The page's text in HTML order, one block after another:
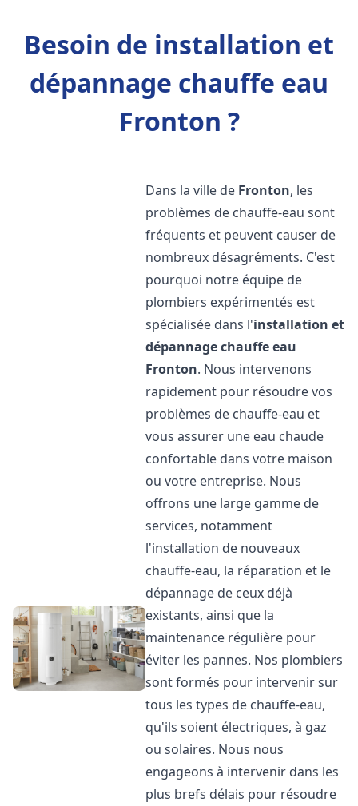
Besoin de installation et
dépannage chauffe eau
Fronton ?
Dans la ville de Fronton, les
problèmes de chauffe-eau sont
fréquents et peuvent causer de
nombreux désagréments. C'est
pourquoi notre équipe de
plombiers expérimentés est
spécialisée dans l'installation et
dépannage chauffe eau
Fronton. Nous intervenons
rapidement pour résoudre vos
problèmes de chauffe-eau et
vous assurer une eau chaude
confortable dans votre maison
ou votre entreprise. Nous
offrons une large gamme de
services, notamment
l'installation de nouveaux
chauffe-eau, la réparation et le
dépannage de ceux déjà
existants, ainsi que la
maintenance régulière pour
éviter les pannes. Nos plombiers
sont formés pour intervenir sur
tous les types de chauffe-eau,
qu'ils soient électriques, à gaz
ou solaires. Nous nous
engageons à intervenir dans les
plus brefs délais pour résoudre